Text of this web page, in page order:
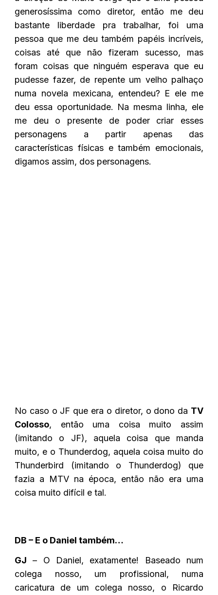
generosíssima como diretor, então me deu
bastante liberdade pra trabalhar, foi uma
pessoa que me deu também papéis incríveis,
coisas até que não fizeram sucesso, mas
foram coisas que ninguém esperava que eu
pudesse fazer, de repente um velho palhaço
numa novela mexicana, entendeu? E ele me
deu essa oportunidade. Na mesma linha, ele
me deu o presente de poder criar esses
personagens a partir apenas das
características físicas e também emocionais,
digamos assim, dos personagens.
No caso o JF que era o diretor, o dono da TV
Colosso, então uma coisa muito assim
(imitando o JF), aquela coisa que manda
muito, e o Thunderdog, aquela coisa muito do
Thunderbird (imitando o Thunderdog) que
fazia a MTV na época, então não era uma
coisa muito difícil e tal.
DB – E o Daniel também…
GJ – O Daniel, exatamente! Baseado num
colega nosso, um profissional, numa
caricatura de um colega nosso, o Ricardo